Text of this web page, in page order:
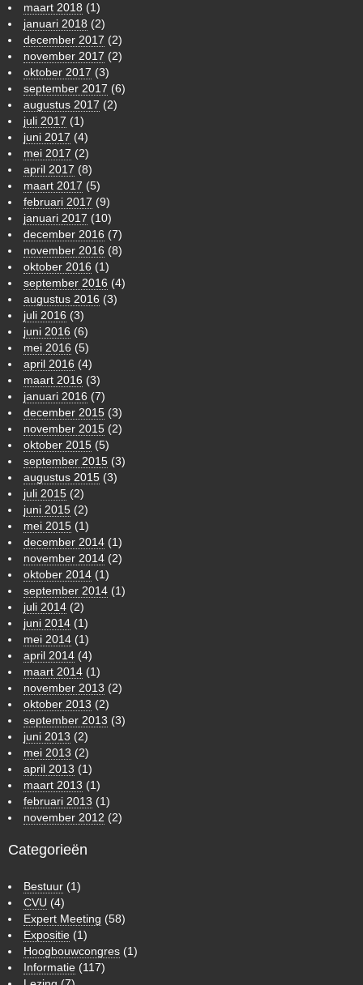
maart 2018 (1)
januari 2018 (2)
december 2017 (2)
november 2017 (2)
oktober 2017 (3)
september 2017 (6)
augustus 2017 (2)
juli 2017 (1)
juni 2017 (4)
mei 2017 (2)
april 2017 (8)
maart 2017 (5)
februari 2017 (9)
januari 2017 (10)
december 2016 (7)
november 2016 (8)
oktober 2016 (1)
september 2016 (4)
augustus 2016 (3)
juli 2016 (3)
juni 2016 (6)
mei 2016 (5)
april 2016 (4)
maart 2016 (3)
januari 2016 (7)
december 2015 (3)
november 2015 (2)
oktober 2015 (5)
september 2015 (3)
augustus 2015 (3)
juli 2015 (2)
juni 2015 (2)
mei 2015 (1)
december 2014 (1)
november 2014 (2)
oktober 2014 (1)
september 2014 (1)
juli 2014 (2)
juni 2014 (1)
mei 2014 (1)
april 2014 (4)
maart 2014 (1)
november 2013 (2)
oktober 2013 (2)
september 2013 (3)
juni 2013 (2)
mei 2013 (2)
april 2013 (1)
maart 2013 (1)
februari 2013 (1)
november 2012 (2)
Categorieën
Bestuur (1)
CVU (4)
Expert Meeting (58)
Expositie (1)
Hoogbouwcongres (1)
Informatie (117)